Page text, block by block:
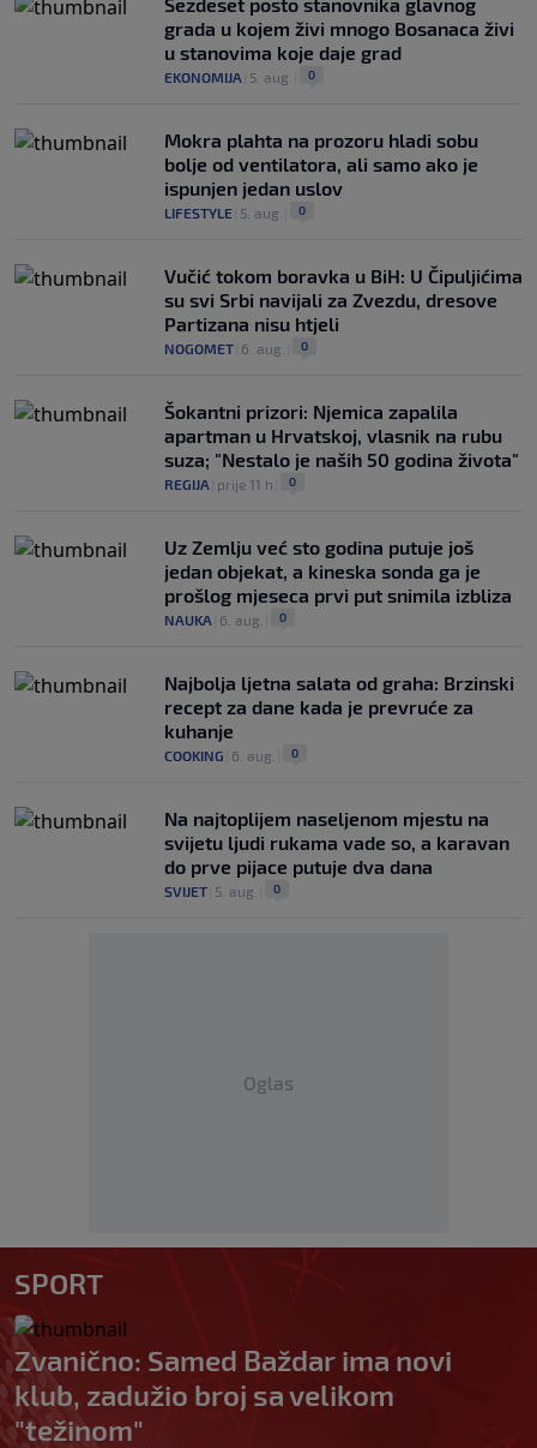
grada u kojem živi mnogo Bosanaca živi
u stanovima koje daje grad
EKONOMIJA 5. aug. 0
Mokra plahta na prozoru hladi sobu
bolje od ventilatora, ali samo ako je
ispunjen jedan uslov
LIFESTYLE 5. aug. 0
Vučić tokom boravka u BiH: U Čipuljićima
su svi Srbi navijali za Zvezdu, dresove
Partizana nisu htjeli
NOGOMET 6. aug. 0
Šokantni prizori: Njemica zapalila
apartman u Hrvatskoj, vlasnik na rubu
suza; "Nestalo je naših 50 godina života"
REGIJA prije 11 h 0
Uz Zemlju već sto godina putuje još
jedan objekat, a kineska sonda ga je
prošlog mjeseca prvi put snimila izbliza
NAUKA 6. aug. 0
Najbolja ljetna salata od graha: Brzinski
recept za dane kada je prevruće za
kuhanje
COOKING 6. aug. 0
Na najtoplijem naseljenom mjestu na
svijetu ljudi rukama vade so, a karavan
do prve pijace putuje dva dana
SVIJET 5. aug. 0
Oglas
SPORT
Zvanično: Samed Baždar ima novi
klub, zadužio broj sa velikom
"težinom"